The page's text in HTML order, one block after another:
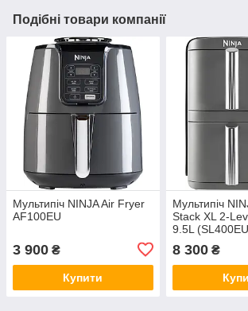
Подібні товари компанії
Мультипіч NINJA Air Fryer
AF100EU
3 900 ₴
Купити
Мультипіч
Stack XL 2-
9.5L
8 300₴